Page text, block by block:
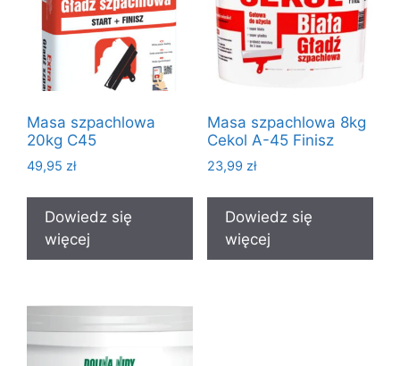
Masa szpachlowa
20kg C45
49,95 zł
Dowiedz się
więcej
Masa szpachlowa 8kg
Cekol A-45 Finisz
23,99 zł
Dowiedz się
więcej